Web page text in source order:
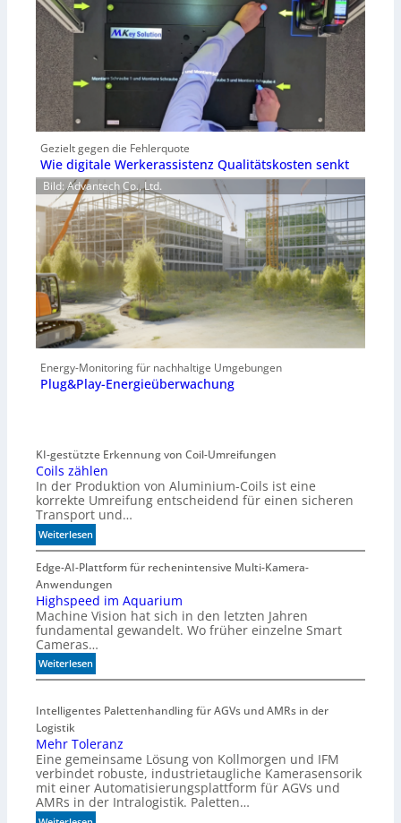
Gezielt gegen die Fehlerquote
Wie digitale Werkerassistenz Qualitätskosten senkt
Bild: Advantech Co., Ltd.
Energy-Monitoring für nachhaltige Umgebungen
Plug&Play-Energieüberwachung
KI-gestützte Erkennung von Coil-Umreifungen
Coils zählen
In der Produktion von Aluminium-Coils ist eine
korrekte Umreifung entscheidend für einen sicheren
Transport und…
Weiterlesen:
C
o
i
l
s
z
ä
h
l
n
Edge-AI-Plattform für rechenintensive Multi-Kamera-
Anwendungen
Highspeed im Aquarium
Machine Vision hat sich in den letzten Jahren
fundamental gewandelt. Wo früher einzelne Smart
Cameras…
Weiterlesen:
H
g
s
p
e
e
d
Intelligentes Palettenhandling für AGVs und AMRs in der
Logistik
Mehr Toleranz
Eine gemeinsame Lösung von Kollmorgen und IFM
verbindet robuste, industrietaugliche Kamerasensorik
mit einer Automatisierungsplattform für AGVs und
AMRs in der Intralogistik. Paletten…